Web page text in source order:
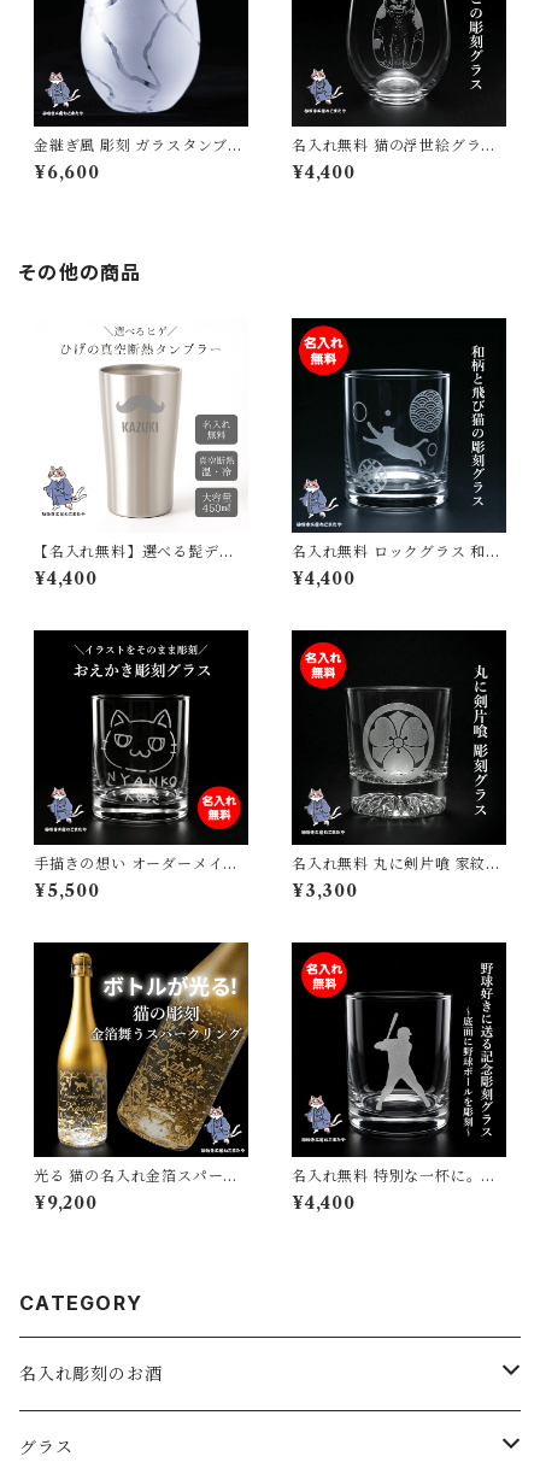
金継ぎ風 彫刻 ガラスタンブラ
ー すりガラス×透明ガラスの上
品デザイン｜おしゃれ コップ
¥6,600
名入れ無料 猫の浮世絵グラス
強化ガラス タンブラー 325ml
日本製 彫刻 プレゼント ギフト
¥4,400
その他の商品
【名入れ無料】選べる髭デザ
イン 真空断熱ステンレスタン
ブラー 450ml ステンレス製
¥4,400
名入れ無料 ロックグラス 和風
猫 和柄 お酒 焼酎 ウィスキー
酒器 父の日 敬老の日 母の日
¥4,400
手描きの想い オーダーメイド
彫刻 グラス お絵描き イラスト
記念 手書きの絵 子供の絵 てが
¥5,500
名入れ無料 丸に剣片喰 家紋ロ
ックグラス 受け継がれる想い
を刻む サンドブラスト彫刻 日
¥3,300
光る 猫の名入れ金箔スパーク
リングワイン 彫刻 ギフト 猫好
き プレゼント 記念日 誕生日
¥9,200
名入れ無料 特別な一杯に。野
球バッター 彫刻 ロックグラス
日本製 サンドブラスト彫刻 砂
¥4,400
CATEGORY
名入れ彫刻のお酒
スパークリングワイン
グラス